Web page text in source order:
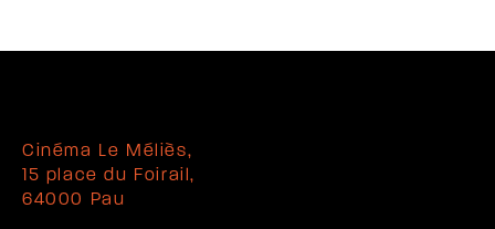
Cinéma Le Méliès,
15 place du Foirail,
64000 Pau